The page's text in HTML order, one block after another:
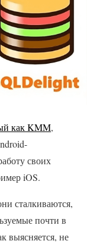
как KMM,
своих
iOS.
сталкиваются,
почти в
выясняется, не